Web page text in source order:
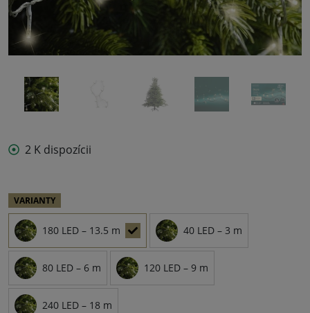
2 K dispozícii
VARIANTY
180 LED – 13.5 m 40 LED – 3 m
80 LED – 6 m 120 LED – 9 m
240 LED – 18 m